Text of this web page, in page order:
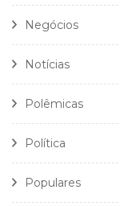
Negócios
Notícias
Polêmicas
Política
Populares